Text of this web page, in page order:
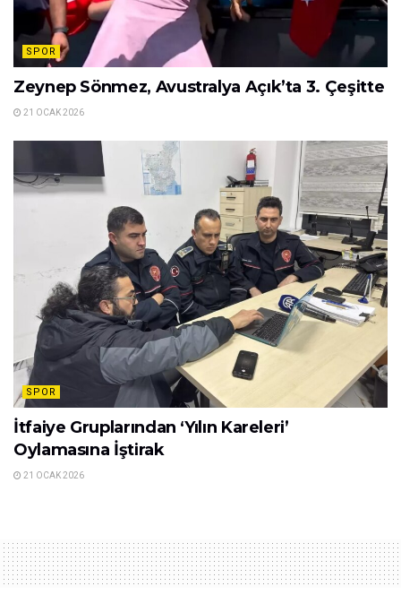
SPOR
Zeynep Sönmez, Avustralya Açık’ta 3. Çeşitte
21 OCAK 2026
SPOR
İtfaiye Gruplarından ‘Yılın Kareleri’
Oylamasına İştirak
21 OCAK 2026